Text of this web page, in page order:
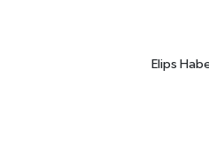
Elips